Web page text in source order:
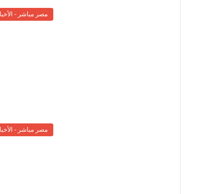
مصر مباشر -
مصر مباشر -